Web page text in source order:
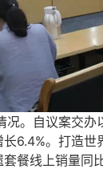
。自议案交
6.4%。打造
餐线上销量